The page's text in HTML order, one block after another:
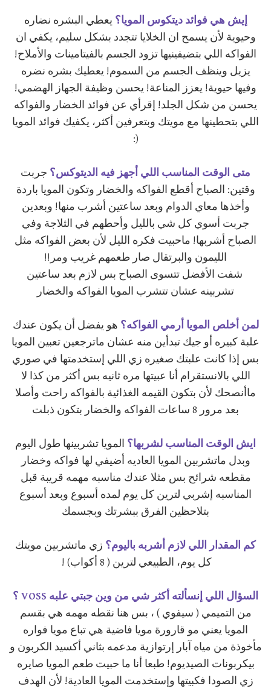
إيش هي فوائد ديتكوس المويا؟ يعطي البشره نضاره
وحيوية لأن يسمح ان الخلايا تتجدد بشكل سليم، يكفي ان
الفواكه اللي بتضيفينيها تزود الجسم بالفيتامينات والأملاح!
يزيل وينظف الجسم من السموم! يعطيك بشره نضره
وفيها حيوية! يعزز المناعة! يحسن وظيفة الجهاز الهضمي!
يحسن من شكل الجلد! إقرأي عن فوائد الخضار والفواكه
اللي بتحطينها مع مويتك وبتعرفين أكثر، يكفيك فوائد المويا
(:
متى الوقت المناسب اللي أجهز فيه الديتوكس؟ جربت
وقتين: الصباح أقطع الفواكه والخضار وتكون المويا باردة
وأخذها معاي الدوام وبعد ساعتين أشرب منها! وبعدين
جربت أسوي كل شي بالليل وأحطهم في الثلاجة وفي
الصباح أشربها! ماحبيت فكره الليل لأن بعض الفواكه مثل
الليمون والبرتقال صار طعمهم غريب ومر!!
شفت الأفضل تتسوى الصباح بس لازم بعد ساعتين
تشربينه عشان تتشرب المويا الفواكه والخضار
لمن أخلص المويا أرمي الفواكه؟ هو يفضل أن يكون عندك
علبة كبيره أو جيك تبدأين منه عشان ماترجعين تعبين المويا
بس إذا كانت علبتك صغيره زي اللي إستخدمتها في صوري
اللي بالانستقرام أنا عبيتها مره ثانيه بس أكثر من كذا لا
ماأنصحك لأن بتكون القيمه الغذائية بالفواكه راحت وأصلا
بعد مرور 8 ساعات الفواكه والخضار بتكون ذبلت
ايش الوقت المناسب لشربها؟ المويا تشربينها طول اليوم
وبدل ماتشربين المويا العاديه أضيفي لها فواكه وخضار
مقطعه شرائح بس مثلا عندك مناسبه مهمه قريبة قبل
المناسبه إشربي لترين كل يوم لمده أسبوع وبعد أسبوع
بتلاحظين الفرق ببشرتك وبجسمك
كم المقدار اللي لازم أشربه باليوم؟ زي ماتشربين مويتك
كل يوم، الطبيعي لترين ( 8 أكواب) !
السؤال اللي إنسألته أكثر شي من وين جبتي علبه VOSS ؟
من التميمي ( سيفوي ) ، بس هنا نقطه مهمه هي بقسم
المويا يعني مو قارورة مويا فاضية هي تباع مويا فواره
مأخوذة من مياه آبار إرتوازية مدعمه بثاني أكسيد الكربون و
بيكربونات الصيديوم! طبعا أنا ما حبيت طعم المويا صايره
زي الصودا فكبيتها وإستخدمت المويا العادية! لأن الهدف